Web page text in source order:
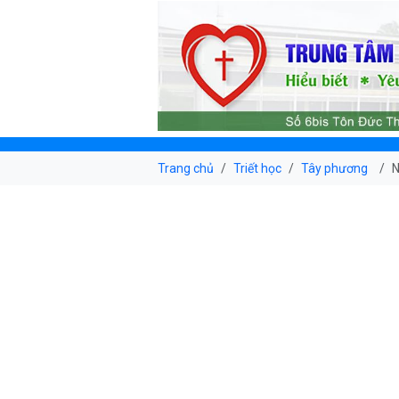
Trang chủ Triết học Tây phương